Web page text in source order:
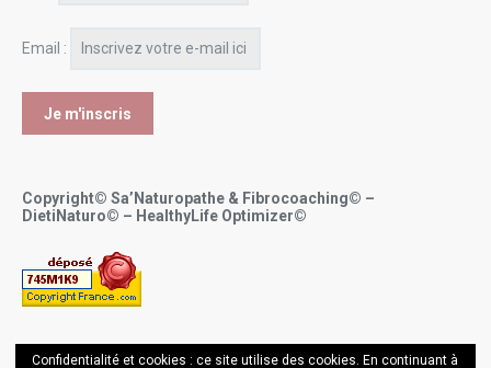
Confidentialité et cookies : ce site utilise des cookies. En continuant à
Email :
Copyright© Sa’Naturopathe & Fibrocoaching© –
DietiNaturo© – HealthyLife Optimizer©